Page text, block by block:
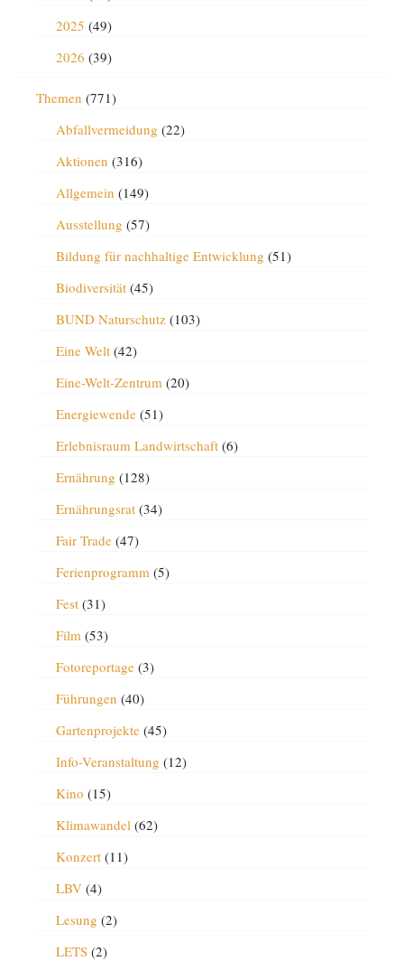
2025 (49)
2026 (39)
Themen (771)
Abfallvermeidung (22)
Aktionen (316)
Allgemein (149)
Ausstellung (57)
Bildung für nachhaltige Entwicklung (51)
Biodiversität(45)
BUND Naturschutz(103)
Eine Welt(42)
Eine-Welt-Zentrum(20)
Energiewende(51)
Erlebnisraum Landwirtschaft(6)
Ernährung (128)
Ernährungsrat(34)
Fair Trade(47)
Ferienprogramm(5)
Fest(31)
Film(53)
Fotoreportage(3)
Führungen (40)
Gartenprojekte(45)
Info-Veranstaltung (12)
Kino (15)
Klimawandel(62)
Konzert(11)
LBV(4)
Lesung (2)
LETS(2)